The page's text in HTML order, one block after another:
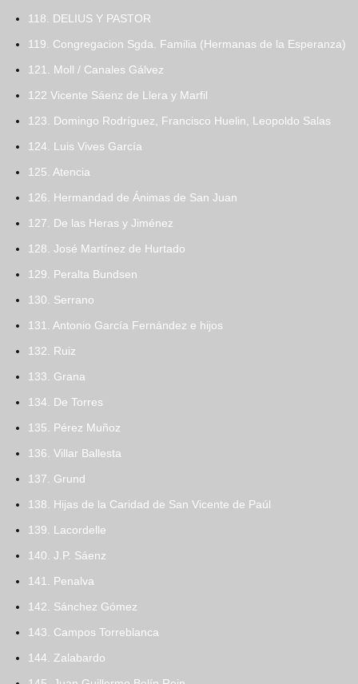
118. DELIUS Y PASTOR
119. Congregacion Sgda. Familia (Hermanas de la Esperanza)
121. Moll / Canales Gálvez
122 Vicente Sáenz de Llera y Marfil
123. Domingo Rodríguez, Francisco Huelin, Leopoldo Salas
124. Luis Vives García
125. Atencia
126. Hermandad de Ánimas de San Juan
127. De las Heras y Jiménez
128. José Martínez de Hurtado
129. Peralta Bundsen
130. Serrano
131. Antonio García Fernández e hijos
132. Ruiz
133. Grana
134. De Torres
135. Pérez Muñoz
136. Villar Ballesta
137. Grund
138. Hijas de la Caridad de San Vicente de Paúl
139. Lacordelle
140. J.P. Sáenz
141. Penalva
142. Sánchez Gómez
143. Campos Torreblanca
144. Zalabardo